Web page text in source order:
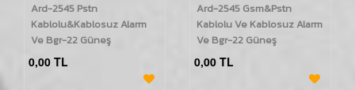
Ard-2545 Pstn
Kablolu&Kablosuz Alarm
Ve Bgr-22 Güneş
Enerjili(Solar) Kablosuz
Harici Siren Seti
0,00 TL
Ard-2545 Gsm&Pstn
Kablolu Ve Kablosuz Alarm
Ve Bgr-22 Güneş
Enerjili(Solar) Kablosuz
Harici Siren Seti
0,00 TL